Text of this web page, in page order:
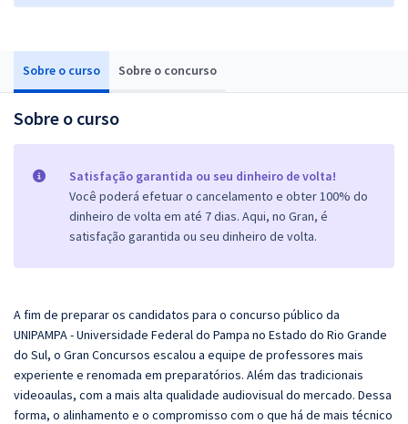
Sobre o curso Sobre o concurso
Sobre o curso
Satisfação garantida ou seu dinheiro de volta!
Você poderá efetuar o cancelamento e obter 100% do
dinheiro de volta em até 7 dias. Aqui, no Gran, é
satisfação garantida ou seu dinheiro de volta.
A fim de preparar os candidatos para o concurso público da
UNIPAMPA - Universidade Federal do Pampa no Estado do Rio Grande
do Sul, o Gran Concursos escalou a equipe de professores mais
experiente e renomada em preparatórios. Além das tradicionais
videoaulas, com a mais alta qualidade audiovisual do mercado. Dessa
forma, o alinhamento e o compromisso com o que há de mais técnico